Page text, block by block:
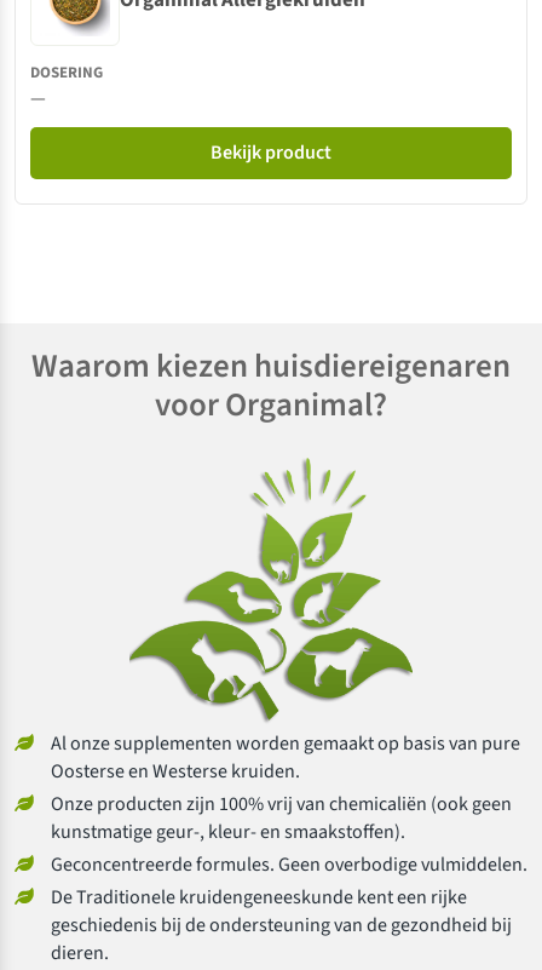
—
Bekijk product
Waarom kiezen huisdiereigenaren
voor Organimal?
Al onze supplementen worden gemaakt op basis van pure
Oosterse en Westerse kruiden.
Onze producten zijn 100% vrij van chemicaliën (ook geen
kunstmatige geur-, kleur- en smaakstoffen).
Geconcentreerde formules. Geen overbodige vulmiddelen.
De Traditionele kruidengeneeskunde kent een rijke
geschiedenis bij de ondersteuning van de gezondheid bij
dieren.